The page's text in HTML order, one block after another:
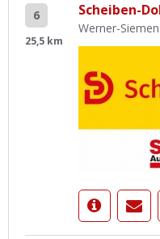
6
25,5 km
Scheiben-
Werner-